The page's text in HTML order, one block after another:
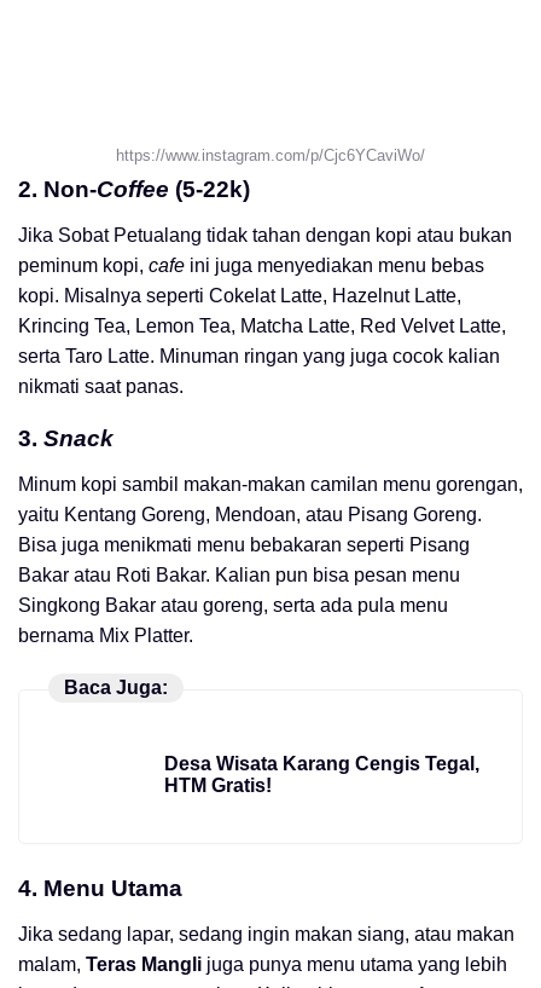
https://www.instagram.com/p/Cjc6YCaviWo/
2. Non-Coffee (5-22k)
Jika Sobat Petualang tidak tahan dengan kopi atau bukan
peminum kopi, cafe ini juga menyediakan menu bebas
kopi. Misalnya seperti Cokelat Latte, Hazelnut Latte,
Krincing Tea, Lemon Tea, Matcha Latte, Red Velvet Latte,
serta Taro Latte. Minuman ringan yang juga cocok kalian
nikmati saat panas.
3. Snack
Minum kopi sambil makan-makan camilan menu gorengan,
yaitu Kentang Goreng, Mendoan, atau Pisang Goreng.
Bisa juga menikmati menu bebakaran seperti Pisang
Bakar atau Roti Bakar. Kalian pun bisa pesan menu
Singkong Bakar atau goreng, serta ada pula menu
bernama Mix Platter.
Baca Juga:
Desa Wisata Karang Cengis Tegal,
HTM Gratis!
4. Menu Utama
Jika sedang lapar, sedang ingin makan siang, atau makan
malam, Teras Mangli juga punya menu utama yang lebih